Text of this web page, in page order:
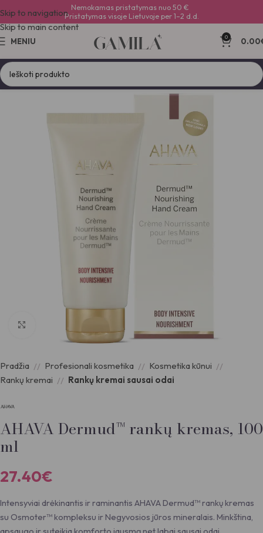
Skip to navigation
Skip to main content
Nemokamas pristatymas nuo 50 €
Pristatymas visoje Lietuvoje per 1–2 d.d.
MENIU 0 0.00
Pradžia Profesionali kosmetika
Kosmetika kūnui
Rankų kremai
Rankų kremai sausai odai
AHAVA Dermud™ rankų kremas, 100
ml
27.40€
Intensyviai drėkinantis ir raminantis AHAVA Dermud™ rankų kremas
su Osmoter™ kompleksu ir Negyvosios jūros mineralais. Minkština,